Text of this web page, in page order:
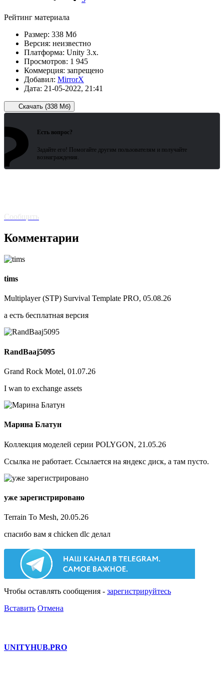
Рейтинг материала
Размер: 338 Мб
Версия: неизвестно
Платформа: Unity 3.x.
Просмотров: 1 945
Коммерция: запрещено
Добавил: MirrorX
Дата: 21-05-2022, 21:41
Скачать (338 Мб)
Есть вопрос?
Задайте его! Помогайте другим пользователям и получайте
вознаграждения.
Сообщить
Комментарии
tims
Multiplayer (STP) Survival Template PRO, 05.08.26
а есть бесплатная версия
RandBaaj5095
Grand Rock Motel, 01.07.26
I wan to exchange assets
Марина Блатун
Коллекция моделей серии POLYGON, 21.05.26
Ссылка не работает. Ссылается на яндекс диск, а там пусто.
уже зарегистрировано
Terrain To Mesh, 20.05.26
спасибо вам я chicken dlc делал
Чтобы оставлять сообщения - зарегистрируйтесь
Вставить Отмена
UNITYHUB.PRO